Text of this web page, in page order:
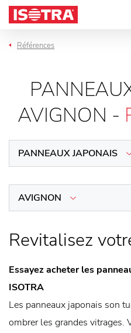
Passer au contenu
Références
AVIGNON -
PANNEAUX JAPONAIS
AVIGNON
Revitalisez
Essayez acheter les
ISOTRA
Les panneaux japonais son
ombrer les grandes vitrages.